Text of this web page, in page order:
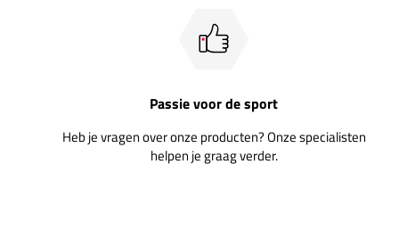
Passie voor de sport
Heb je vragen over onze producten? Onze specialisten
helpen je graag verder.